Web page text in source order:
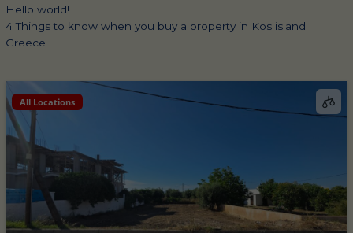
Hello world!
4 Things to know when you buy a property in Kos island
Greece
All Locations